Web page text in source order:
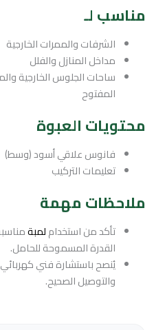
مناسب لـ
الشرفات والممرات الخارجية
مداخل المنازل والفلل
ساحات الجلوس الخارجية
المفتوح
محتويات العبوة
فانوس علاقي أسود (وسط)
تعليمات التركيب
ملاحظات مهمة
تأكد من استخداملمبة
القدرة المسموحة للحامل.
يُنصح باستشارة فني
والتوصيل الصحيح.